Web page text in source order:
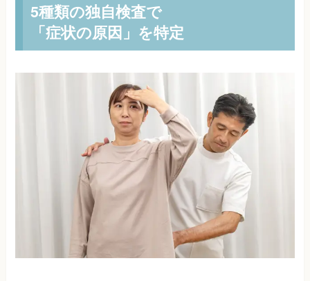
5種類の独自検査で
「症状の原因」を特定